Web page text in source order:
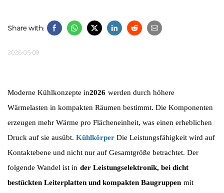
Share with:
2026-05-09
Moderne Kühlkonzepte in2026 werden durch höhere
Wärmelasten in kompakten Räumen bestimmt. Die Komponenten
erzeugen mehr Wärme pro Flächeneinheit, was einen erheblichen
Druck auf sie ausübt. Kühlkörper Die Leistungsfähigkeit wird auf
Kontaktebene und nicht nur auf Gesamtgröße betrachtet. Der
folgende Wandel ist in der Leistungselektronik, bei dicht
bestückten Leiterplatten und kompakten Baugruppen mit